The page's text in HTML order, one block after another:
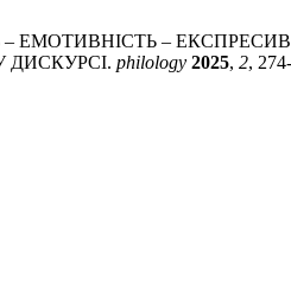
– ЕМОТИВНІСТЬ –
philology 2025, 2,